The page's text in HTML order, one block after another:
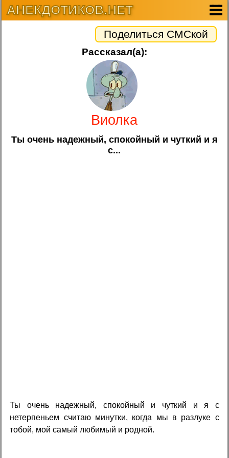
АНЕКДОТИКОВ.НЕТ
Поделиться СМСкой
Рассказал(а):
Виолка
Ты очень надежный, спокойный и чуткий и я
с...
Ты очень надежный, спокойный и чуткий и я с
нетерпеньем считаю минутки, когда мы в разлуке с
тобой, мой самый любимый и родной.